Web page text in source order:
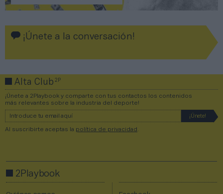
¡Únete a la conversación!
Alta Club2P
¡Únete a 2Playbook y comparte con tus contactos los contenidos
más relevantes sobre la industria del deporte!
Al suscribirte aceptas la política de privacidad
2Playbook